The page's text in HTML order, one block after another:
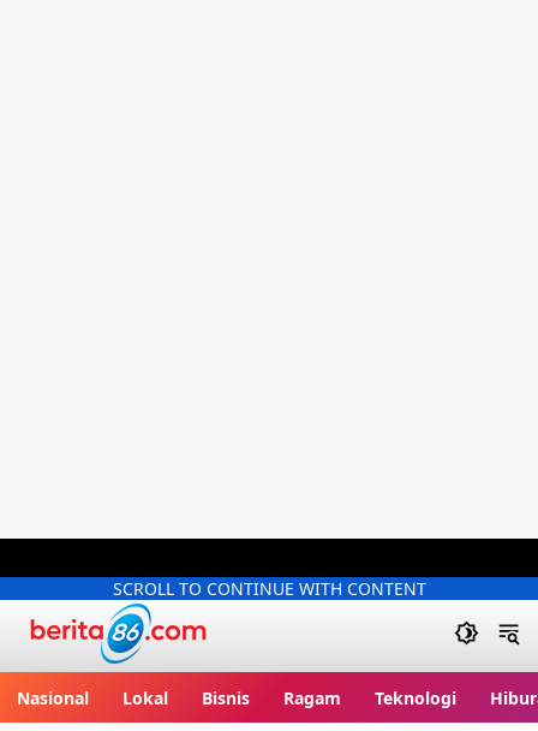
SCROLL TO CONTINUE WITH CONTENT
Nasional Lokal Bisnis Ragam Teknologi